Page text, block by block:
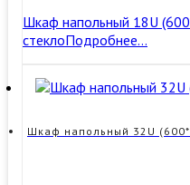
Шкаф напольный 18U
стеклоПодробнее…
Шкаф напольный 32U